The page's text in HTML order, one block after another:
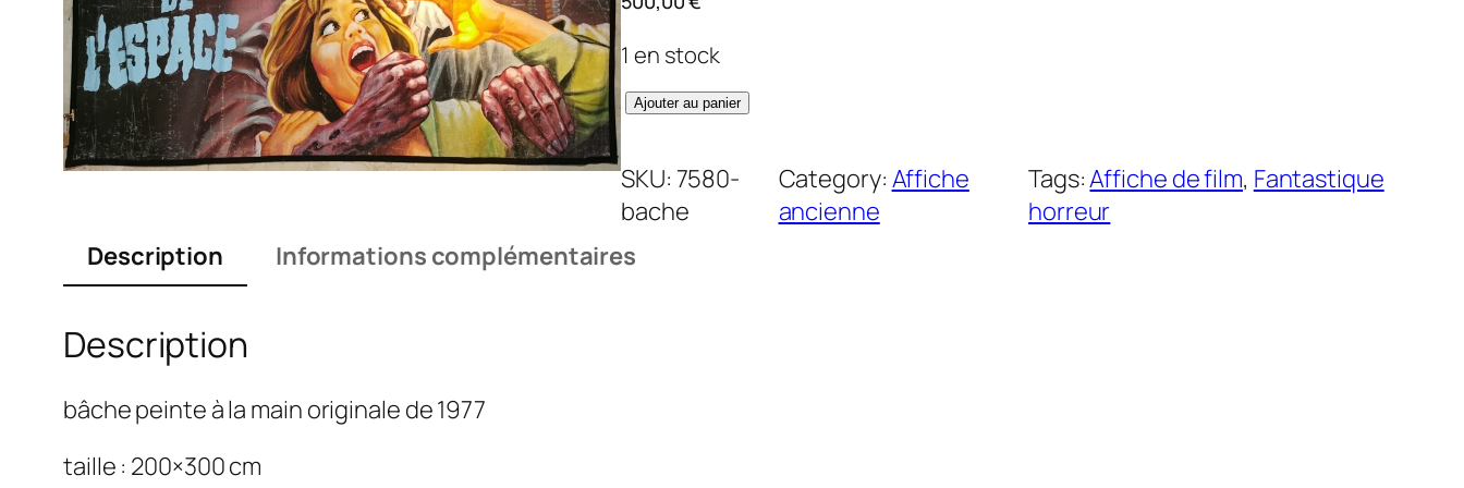
1 en stock
q
a
n
i
Ajouter au panier
SKU: 7580-
bache
Category: Affiche
ancienne
Tags:Affiche de film, Fantastique
horreur
Description
Informations complémentaires
Description
bâche peinte à la main originale de 1977
taille : 200×300 cm